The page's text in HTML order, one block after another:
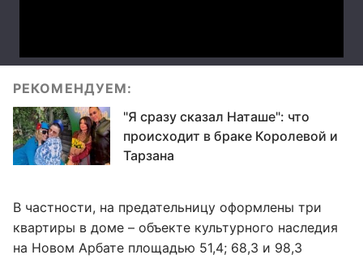
РЕКОМЕНДУЕМ:
"Я сразу сказал Наташе": что
происходит в браке Королевой и
Тарзана
В частности, на предательницу оформлены три
квартиры в доме – объекте культурного наследия
на Новом Арбате площадью 51,4; 68,3 и 98,3